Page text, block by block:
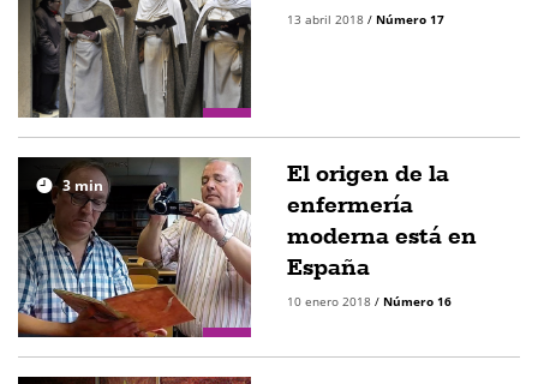
13 abril 2018 / Número 17
3 min
El origen de la
enfermería
moderna está en
España
10 enero 2018 / Número 16